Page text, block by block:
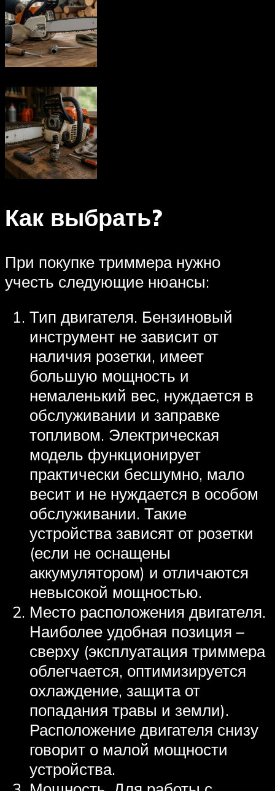
Как выбрать?
При покупке триммера нужно
учесть следующие нюансы:
Тип двигателя. Бензиновый
инструмент не зависит от
наличия розетки, имеет
большую мощность и
немаленький вес, нуждается в
обслуживании и заправке
топливом. Электрическая
модель функционирует
практически бесшумно, мало
весит и не нуждается в особом
обслуживании. Такие
устройства зависят от розетки
(если не оснащены
аккумулятором) и отличаются
невысокой мощностью.
Место расположения двигателя.
Наиболее удобная позиция –
сверху (эксплуатация триммера
облегчается, оптимизируется
охлаждение, защита от
попадания травы и земли).
Расположение двигателя снизу
говорит о малой мощности
устройства.